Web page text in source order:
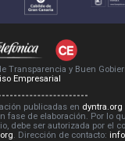
Transparencia y Buen
Empresarial
publicadas en dyntra.org
fase de elaboración. Por lo
debe ser autorizada por el
. Dirección de contacto: